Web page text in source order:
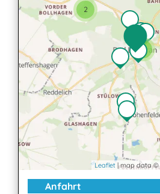
2
2
Leaflet | map data ©
Anfahrt